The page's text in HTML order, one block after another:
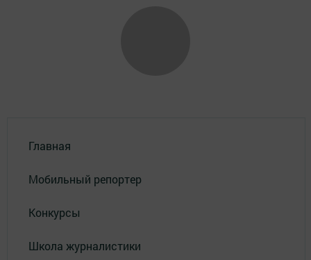
Главная
Мобильный репортер
Конкурсы
Школа журналистики